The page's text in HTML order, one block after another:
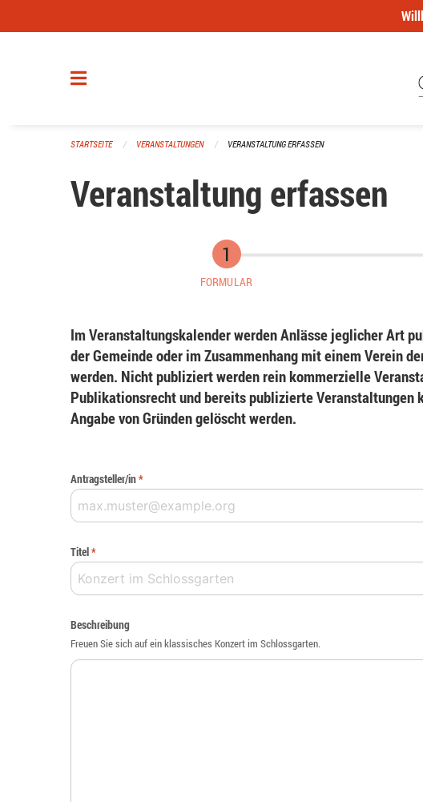
STARTSEITE VERANSTALTUNGEN VERANSTALTUNG ERFASSEN
Veranstaltung erfassen
FORMULAR
Im Veranstaltungskalender werden Anlässe jeglicher Art
der Gemeinde oder im Zusammenhang mit einem Verein
werden. Nicht publiziert werden rein kommerzielle
Publikationsrecht und bereits publizierte Veranstaltungen
Angabe von Gründen gelöscht werden.
Antragsteller/in*
Titel*
Beschreibung
Freuen Sie sich auf ein klassisches Konzert im Schlossgarten.